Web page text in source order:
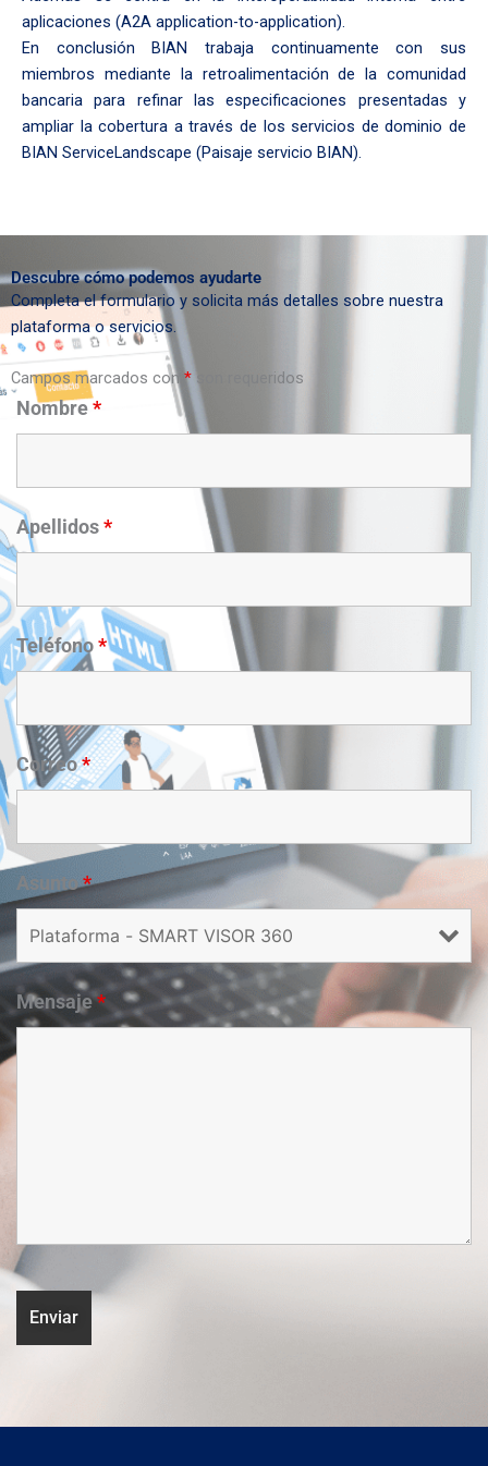
aplicaciones (A2A application-to-application).
En conclusión BIAN trabaja continuamente con sus
miembros mediante la retroalimentación de la comunidad
bancaria para refinar las especificaciones presentadas y
ampliar la cobertura a través de los servicios de dominio de
BIAN ServiceLandscape (Paisaje servicio BIAN).
Descubre cómo podemos ayudarte
Completa el formulario y solicita más detalles sobre nuestra
plataforma o servicios.
Campos marcados con * son requeridos
Nombre*
Apellidos*
Teléfono*
Correo*
Asunto*
Mensaje*